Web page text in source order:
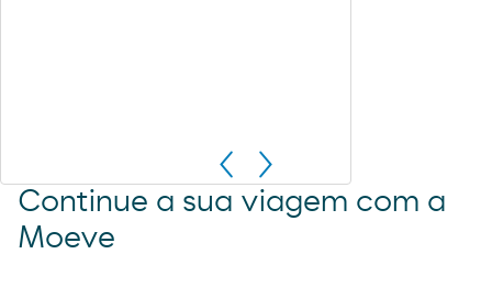
Continue a sua viagem com a
Moeve